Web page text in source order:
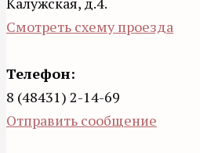
Смотреть схему проезда
Телефон:
8 (48431) 2-14-69
Отправить сообщение